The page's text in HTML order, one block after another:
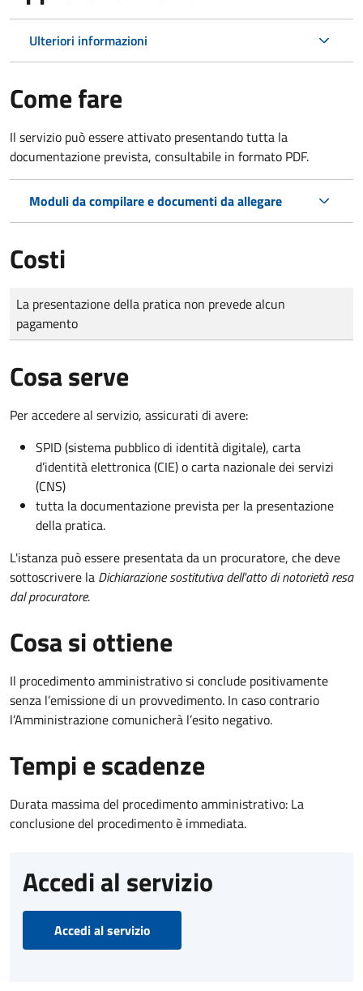
Ulteriori informazioni
Come fare
Il servizio può essere attivato presentando tutta la
documentazione prevista, consultabile in formato PDF.
Moduli da compilare e documenti da allegare
Costi
Tipo di pagamento
Importo
La presentazione della pratica non prevede alcun
pagamento
Cosa serve
Per accedere al servizio, assicurati di avere:
SPID (sistema pubblico di identità digitale), carta
d’identità elettronica (CIE) o carta nazionale dei servizi
(CNS)
tutta la documentazione prevista per la presentazione
della pratica.
L'istanza può essere presentata da un procuratore, che deve
sottoscrivere la Dichiarazione sostitutiva dell'atto di notorietà resa
dal procuratore.
Cosa si ottiene
Il procedimento amministrativo si conclude positivamente
senza l’emissione di un provvedimento. In caso contrario
l’Amministrazione comunicherà l’esito negativo.
Tempi e scadenze
Durata massima del procedimento amministrativo: La
conclusione del procedimento è immediata.
Accedi al servizio
Accedi al servizio